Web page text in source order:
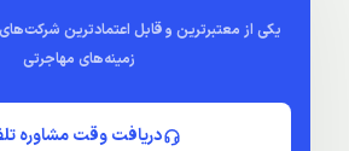
یکی از معتبرترین و قابل اعتمادترین
زمینه‌های مهاجرتی
دریافت وقت مشاوره